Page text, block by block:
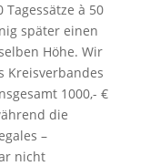
à 50
später einen
Höhe. Wir
Kreisverbandes
1000,- €
die
–
nicht